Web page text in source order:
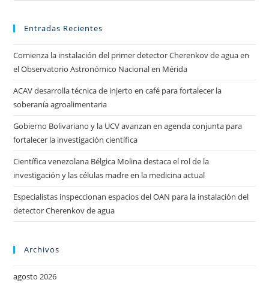
Entradas Recientes
Comienza la instalación del primer detector Cherenkov de agua en
el Observatorio Astronómico Nacional en Mérida
ACAV desarrolla técnica de injerto en café para fortalecer la
soberanía agroalimentaria
Gobierno Bolivariano y la UCV avanzan en agenda conjunta para
fortalecer la investigación científica
Científica venezolana Bélgica Molina destaca el rol de la
investigación y las células madre en la medicina actual
Especialistas inspeccionan espacios del OAN para la instalación del
detector Cherenkov de agua
Archivos
agosto 2026